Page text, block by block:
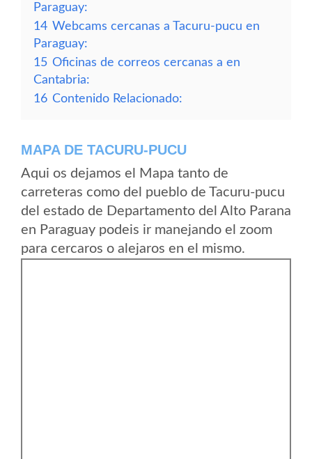
Paraguay:
14 Webcams cercanas a Tacuru-pucu en
Paraguay:
15 Oficinas de correos cercanas a en
Cantabria:
16 Contenido Relacionado:
MAPA DE TACURU-PUCU
Aqui os dejamos el Mapa tanto de
carreteras como del pueblo de Tacuru-pucu
del estado de Departamento del Alto Parana
en Paraguay podeis ir manejando el zoom
para cercaros o alejaros en el mismo.